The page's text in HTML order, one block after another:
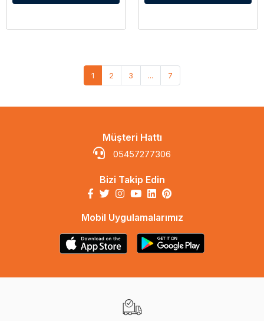
1 2 3 ... 7
Müşteri Hattı
05457277306
Bizi Takip Edin
Mobil Uygulamalarımız